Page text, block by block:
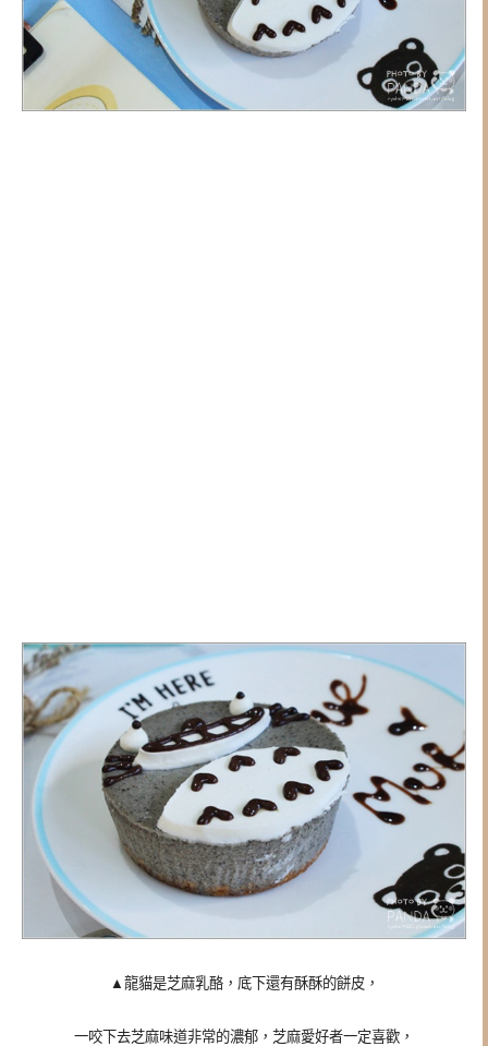
▲ 龍貓是芝麻乳酪，底下還有酥酥的餅皮，
一咬下去芝麻味道非常的濃郁，芝麻愛好者一定喜歡，